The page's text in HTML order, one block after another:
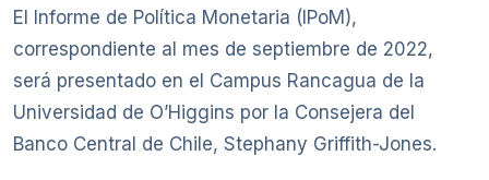
El Informe de Política Monetaria (IPoM),
correspondiente al mes de septiembre de 2022,
será presentado en el Campus Rancagua de la
Universidad de O’Higgins por la Consejera del
Banco Central de Chile, Stephany Griffith-Jones.